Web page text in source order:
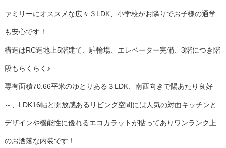
ァミリーにオススメな広々３LDK、小学校がお隣りでお子様の通学
も安心です！
構造はRC造地上5階建て、駐輪場、エレベーター完備、3階につき階
段もらくらく♪
専有面積70.66平米のゆとりある３LDK、南西向きで陽あたり良好
～、LDK16帖と開放感あるリビング空間には人気の対面キッチンと
デザインや機能性に優れるエコカラットが貼ってありワンランク上
のお洒落な内装です！